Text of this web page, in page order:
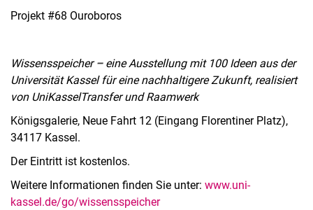
Projekt #68 Ouroboros
Wissensspeicher– eine Ausstellung mit 100 Ideen aus der
Universität Kassel für eine nachhaltigere Zukunft, realisiert
von UniKasselTransfer und Raamwerk
Königsgalerie, Neue Fahrt 12 (Eingang Florentiner Platz),
34117 Kassel.
Der Eintritt ist kostenlos.
Weitere Informationen finden Sie unter: www.uni-
kassel.de/go/wissensspeicher